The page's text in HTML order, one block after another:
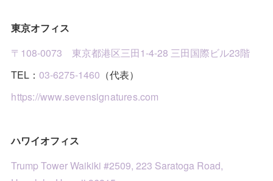
(4)
(2)
(4)
東京オフィス
〒108-0073 東京都港区三田1-4-28 三田国際ビル23階
TEL：03-6275-1460 （代表）
https://www.sevensignatures.com
ハワイオフィス
Trump Tower Waikiki #2509, 223 Saratoga Road,